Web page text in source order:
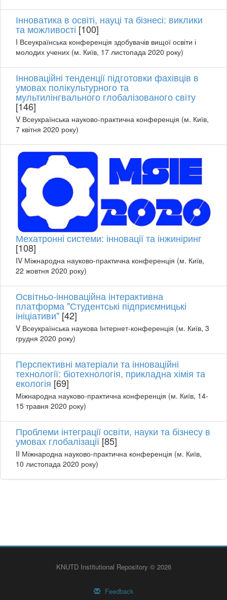
Інноватика в освіті, науці та бізнесі: виклики
та можливості [100]
I Всеукраїнська конференція здобувачів вищої освіти і
молодих учених (м. Київ, 17 листопада 2020 року)
Інноваційні тенденції підготовки фахівців в
умовах полікультурного та
мультилінгвального глобалізованого світу
[146]
V Всеукраїнська науково-практична конференція (м. Київ,
7 квітня 2020 року)
Мехатронні системи: інновації та інжиніринг
[108]
IV Міжнародна науково-практична конференція (м. Київ,
22 жовтня 2020 року)
Освітньо-інноваційна інтерактивна
платформа "Студентські підприємницькі
ініціативи" [42]
V Всеукраїнська наукова Інтернет-конференція (м. Київ, 3
грудня 2020 року)
Перспективні матеріали та інноваційні
технології: біотехнологія, прикладна хімія та
екологія [69]
Міжнародна науково-практична конференція (м. Київ, 14-
15 травня 2020 року)
Проблеми інтеграції освіти, науки та бізнесу в
умовах глобалізації [85]
II Міжнародна науково-практична конференція (м. Київ,
10 листопада 2020 року)
KNUTD Institutional Repository © 2026
Feedback